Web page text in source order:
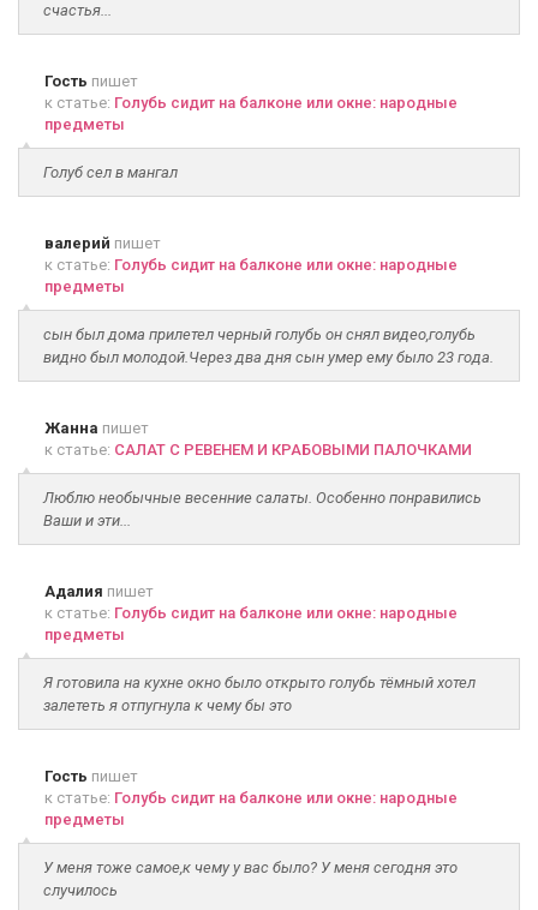
счастья...
Гость пишет
к статье: Голубь сидит на балконе или окне: народные
предметы
Голуб сел в мангал
валерий пишет
к статье: Голубь сидит на балконе или окне: народные
предметы
сын был дома прилетел черный голубь он снял видео,голубь
видно был молодой.Через два дня сын умер ему было 23 года.
Жанна пишет
к статье: САЛАТ С РЕВЕНЕМ И КРАБОВЫМИ ПАЛОЧКАМИ
Люблю необычные весенние салаты. Особенно понравились
Ваши и эти...
Адалия пишет
к статье: Голубь сидит на балконе или окне: народные
предметы
Я готовила на кухне окно было открыто голубь тёмный хотел
залететь я отпугнула к чему бы это
Гость пишет
к статье: Голубь сидит на балконе или окне: народные
предметы
У меня тоже самое,к чему у вас было? У меня сегодня это
случилось